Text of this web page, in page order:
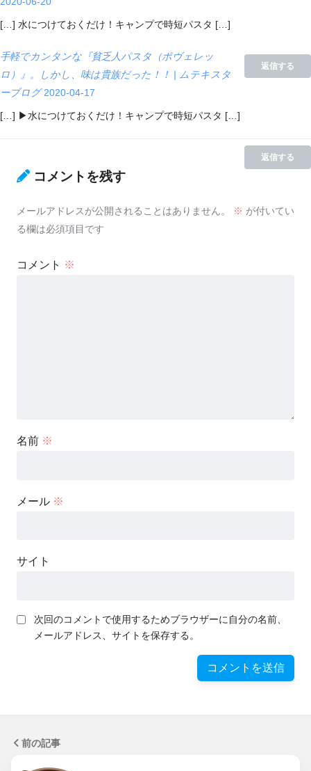
[…] 水につけておくだけ！キャンプで時短パスタ […]
返信する
手軽でカンタンな『貧乏人パスタ（ポヴェレッ
ロ）』。しかし、味は貴族だった！！ | ムテキスタ
ーブログ 2020-04-17
[…] ▶︎水につけておくだけ！キャンプで時短パスタ […]
返信する
コメントを残す
メールアドレスが公開されることはありません。 ※ が付いてい
る欄は必須項目です
コメント ※
名前 ※
メール ※
サイト
次回のコメントで使用するためブラウザーに自分の名前、
メールアドレス、サイトを保存する。
前の記事